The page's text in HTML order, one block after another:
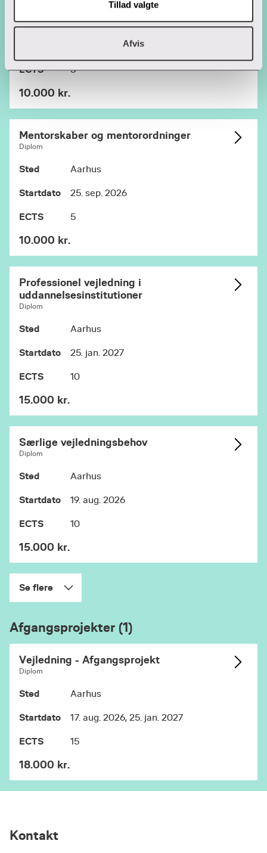
Tillad valgte
Afvis
Sted Aarhus
15. mar. 2027
ECTS 5
10.000 kr.
Mentorskaber og mentorordninger
Diplom
Sted Aarhus
Startdato 25. sep. 2026
ECTS 5
10.000 kr.
Professionel vejledning i
uddannelsesinstitutioner
Diplom
Sted Aarhus
Startdato 25. jan. 2027
ECTS 10
15.000 kr.
Særlige vejledningsbehov
Diplom
Sted Aarhus
Startdato 19. aug. 2026
ECTS 10
15.000 kr.
Se flere
Afgangsprojekter (1)
Vejledning - Afgangsprojekt
Diplom
Sted Aarhus
Startdato 17. aug. 2026, 25. jan. 2027
ECTS 15
18.000 kr.
Kontakt